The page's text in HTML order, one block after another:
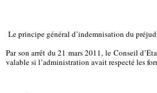
Le principe général d’indemnisation du
Par son arrêt du 21 mars 2011, le Conseil
valable si l’administration avait respecté les